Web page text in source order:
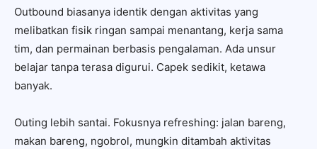
Outbound biasanya identik dengan aktivitas yang
melibatkan fisik ringan sampai menantang, kerja sama
tim, dan permainan berbasis pengalaman. Ada unsur
belajar tanpa terasa digurui. Capek sedikit, ketawa
banyak.
Outing lebih santai. Fokusnya refreshing: jalan bareng,
makan bareng, ngobrol, mungkin ditambah aktivitas